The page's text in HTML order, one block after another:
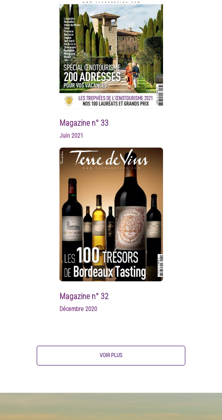
Magazine n° 33
Juin 2021
Magazine n° 32
Décembre 2020
VOIR PLUS